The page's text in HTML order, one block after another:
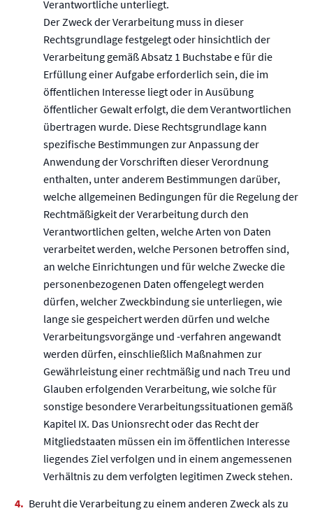
Verantwortliche unterliegt.
Der Zweck der Verarbeitung muss in dieser
Rechtsgrundlage festgelegt oder hinsichtlich der
Verarbeitung gemäß Absatz 1 Buchstabe e für die
Erfüllung einer Aufgabe erforderlich sein, die im
öffentlichen Interesse liegt oder in Ausübung
öffentlicher Gewalt erfolgt, die dem Verantwortlichen
übertragen wurde. Diese Rechtsgrundlage kann
spezifische Bestimmungen zur Anpassung der
Anwendung der Vorschriften dieser Verordnung
enthalten, unter anderem Bestimmungen darüber,
welche allgemeinen Bedingungen für die Regelung der
Rechtmäßigkeit der Verarbeitung durch den
Verantwortlichen gelten, welche Arten von Daten
verarbeitet werden, welche Personen betroffen sind,
an welche Einrichtungen und für welche Zwecke die
personenbezogenen Daten offengelegt werden
dürfen, welcher Zweckbindung sie unterliegen, wie
lange sie gespeichert werden dürfen und welche
Verarbeitungsvorgänge und -verfahren angewandt
werden dürfen, einschließlich Maßnahmen zur
Gewährleistung einer rechtmäßig und nach Treu und
Glauben erfolgenden Verarbeitung, wie solche für
sonstige besondere Verarbeitungssituationen gemäß
Kapitel IX. Das Unionsrecht oder das Recht der
Mitgliedstaaten müssen ein im öffentlichen Interesse
liegendes Ziel verfolgen und in einem angemessenen
Verhältnis zu dem verfolgten legitimen Zweck stehen.
Beruht die Verarbeitung zu einem anderen Zweck als zu